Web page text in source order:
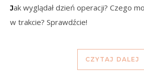
Jak wyglądał dzień operacji? Czego można się spodziewać
w trakcie? Sprawdźcie!
CZYTAJ DALEJ